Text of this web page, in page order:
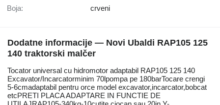
Boja: crveni
Dodatne informacije — Novi Ubaldi RAP105 125
140 traktorski malčer
Tocator universal cu hidromotor adaptabil RAP105 125 140
Excavator/Incarcatorminim 70lpompa pe 180barTocare crengi
5-6cmadaptabil pentru orce model excavator,incarcator,bobcat
etcPRETI PLACA ADAPTARE IN FUNCTIE DE